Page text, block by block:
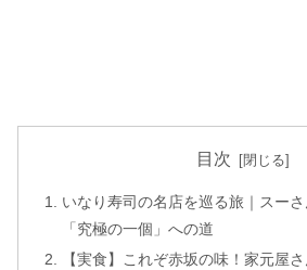
目次
いなり寿司の名店を巡る旅｜スー
「究極の一個」への道
【実食】これぞ赤坂の味！家元屋